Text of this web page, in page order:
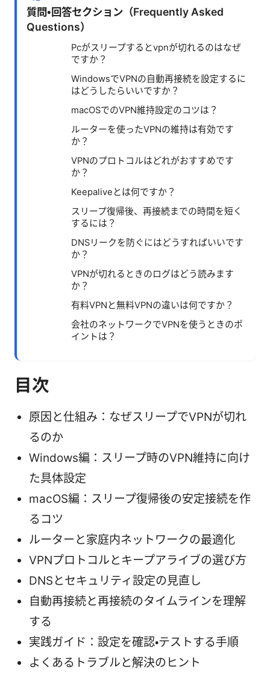
質問・回答セクション（Frequently Asked
Questions）
Pcがスリープするとvpnが切れるのはなぜ
ですか？
WindowsでVPNの自動再接続を設定するに
はどうしたらいいですか？
macOSでのVPN維持設定のコツは？
ルーターを使ったVPNの維持は有効です
か？
VPNのプロトコルはどれがおすすめです
か？
Keepaliveとは何ですか？
スリープ復帰後、再接続までの時間を短く
するには？
DNSリークを防ぐにはどうすればいいです
か？
VPNが切れるときのログはどう読みます
か？
有料VPNと無料VPNの違いは何ですか？
会社のネットワークでVPNを使うときのポ
イントは？
目次
原因と仕組み：なぜスリープでVPNが切れ
るのか
Windows編：スリープ時のVPN維持に向け
た具体設定
macOS編：スリープ復帰後の安定接続を作
るコツ
ルーターと家庭内ネットワークの最適化
VPNプロトコルとキープアライブの選び方
DNSとセキュリティ設定の見直し
自動再接続と再接続のタイムラインを理解
する
実践ガイド：設定を確認・テストする手順
よくあるトラブルと解決のヒント